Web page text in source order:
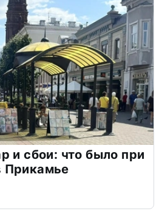
и сбои: что было при